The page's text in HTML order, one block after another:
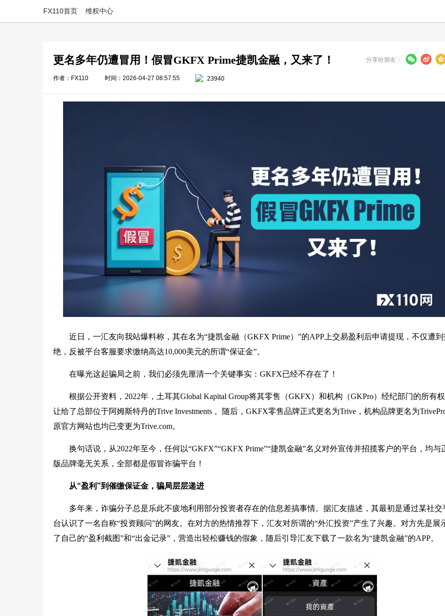
FX110首页 维权中心
更名多年仍遭冒用！假冒GKFX Prime捷凯金融，又来了！ 分享给朋友：
作者：FX110 时间：2026-04-27 08:57:55 23940
近日，一汇友向我站爆料称，其在名为“捷凯金融（GKFX Prime）”的APP上交易盈利后申请提现，不仅遭到
绝，反被平台客服要求缴纳高达10,000美元的所谓“保证金”。
在曝光这起骗局之前，我们必须先厘清一个关键事实：GKFX已经不存在了！
根据公开资料，2022年，土耳其Global Kapital Group将其零售（GKFX）和机构（GKPro）经纪部门的所有
让给了总部位于阿姆斯特丹的Trive Investments 。随后，GKFX零售品牌正式更名为Trive，机构品牌更名为
原官方网站也均已变更为Trive.com。
换句话说，从2022年至今，任何以“GKFX”“GKFX Prime”“捷凯金融”名义对外宣传并招揽客户的平台，均与
版品牌毫无关系，全部都是假冒诈骗平台！
从“盈利”到催缴保证金，骗局层层递进
多年来，诈骗分子总是乐此不疲地利用部分投资者存在的信息差搞事情。据汇友描述，其最初是通过某社交
台认识了一名自称“投资顾问”的网友。在对方的热情推荐下，汇友对所谓的“外汇投资”产生了兴趣。对方先是展
了自己的“盈利截图”和“出金记录”，营造出轻松赚钱的假象，随后引导汇友下载了一款名为“捷凯金融”的APP。